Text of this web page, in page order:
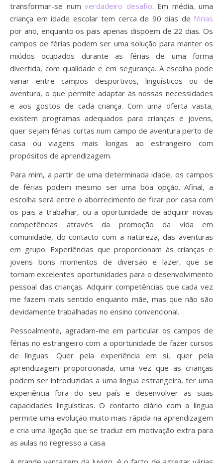
transformar-se num verdadeiro desafio. Em média, uma
criança em idade escolar tem cerca de 90 dias de férias
por ano, enquanto os pais apenas dispõem de 22 dias. Os
campos de férias podem ser uma solução para manter os
miúdos ocupados durante as férias de uma forma
divertida, com qualidade e em segurança. A escolha pode
variar entre campos desportivos, linguísticos ou de
aventura, o que permite adaptar às nossas necessidades
e aos gostos de cada criança. Com uma oferta vasta,
existem programas adequados para crianças e jovens,
quer sejam férias curtas num campo de aventura perto de
casa ou viagens mais longas ao estrangeiro com
propósitos de aprendizagem.
Para mim, a partir de uma determinada idade, os campos
de férias podem mesmo ser uma boa opção. Afinal, a
escolha será entre o aborrecimento de ficar por casa com
os pais a trabalhar, ou a oportunidade de adquirir novas
competências através da promoção da vida em
comunidade, do contacto com a natureza, das aventuras
em grupo. Experiências que proporcionam às crianças e
jovens bons momentos de diversão e lazer, que se
tornam excelentes oportunidades para o desenvolvimento
pessoal das crianças. Adquirir competências que cada vez
me fazem mais sentido enquanto mãe, mas que não são
devidamente trabalhadas no ensino convencional.
Pessoalmente, agradam-me em particular os campos de
férias no estrangeiro com a oportunidade de fazer cursos
de línguas. Quer pela experiência em si, quer pela
aprendizagem proporcionada, uma vez que as crianças
podem ser introduzidas a uma língua estrangeira, ter uma
experiência fora do seu país e desenvolver as suas
capacidades linguísticas. O contacto diário com a língua
permite uma evolução muito mais rápida na aprendizagem
e cria uma ligação que se traduz em motivação extra para
as aulas no regresso a casa.